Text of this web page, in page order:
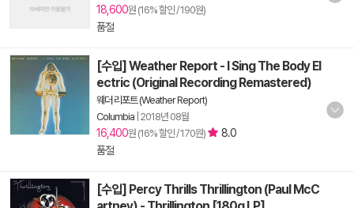
18,600원 (16% 할인 / 190원)
품절
[수입] Weather Report - I Sing The Body El
ectric (Original Recording Remastered)
웨더 리포트 (Weather Report)
Columbia 2018년 08월
16,400원 (16% 할인 / 170원)
8.0
품절
[수입] Percy Thrills Thrillington (Paul McC